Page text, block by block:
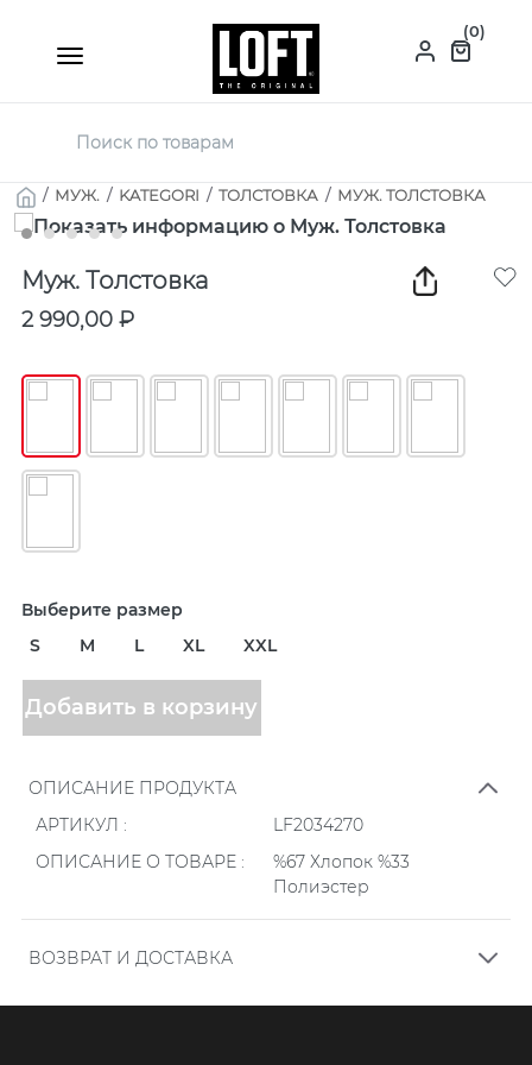
(0)
/ МУЖ. / KATEGORI / ТОЛСТОВКА / МУЖ. ТОЛСТОВКА
Муж. Толстовка
2 990,00 ₽
Выберите размер
S
M L XL XXL
Добавить в корзину
ОПИСАНИЕ ПРОДУКТА
АРТИКУЛ :
LF2034270
ОПИСАНИЕ О ТОВАРЕ :
%67 Хлопок %33
Полиэстер
ВОЗВРАТ И ДОСТАВКА